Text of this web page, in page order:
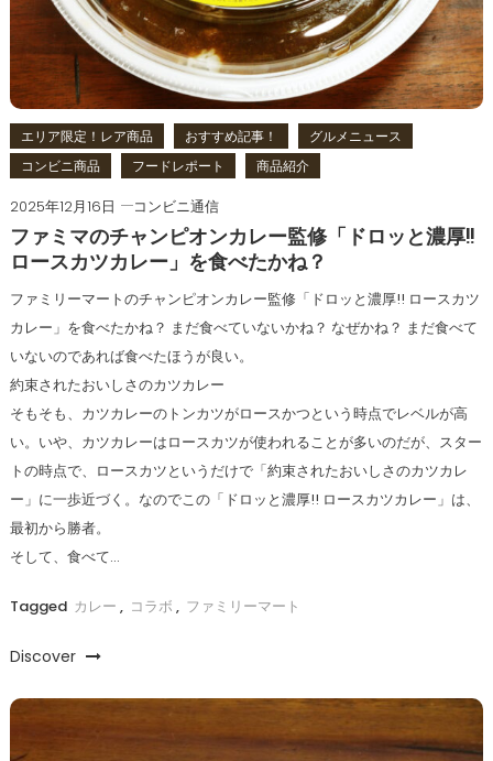
エリア限定！レア商品 おすすめ記事！
グルメニュース
コンビニ商品
フードレポート 商品紹介
2025年12月16日
コンビニ通信
ファミマのチャンピオンカレー監修「ドロッと濃厚!!
ロースカツカレー」を食べたかね？
ファミリーマートのチャンピオンカレー監修「ドロッと濃厚!! ロースカツ
カレー」を食べたかね？ まだ食べていないかね？ なぜかね？ まだ食べて
いないのであれば食べたほうが良い。
約束されたおいしさのカツカレー
そもそも、カツカレーのトンカツがロースかつという時点でレベルが高
い。いや、カツカレーはロースカツが使われることが多いのだが、スター
トの時点で、ロースカツというだけで「約束されたおいしさのカツカレ
ー」に一歩近づく。なのでこの「ドロッと濃厚!! ロースカツカレー」は、
最初から勝者。
そして、食べて…
Tagged カレー , コラボ , ファミリーマート
Discover